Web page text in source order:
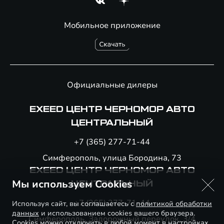
Мобильное приложение
Официальные дилеры
EXEED ЦЕНТР ЧЕРНОМОР АВТО
ЦЕНТРАЛЬНЫЙ
+7 (365) 277-71-44
Симферополь, улица Бородина, 73
EXEED ЦЕНТР ЧЕРНОМОР АВТО
ЦЕНТРАЛЬНЫЙ
+7 (365) 277-71-44
Симферополь, Задорожный переулок, 3/4
Мы используем Cookies
Используя сайт, вы соглашаетесь сполитикой обработки
данных и использованием cookies вашего браузера.